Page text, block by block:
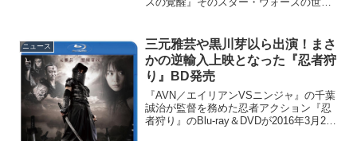
ズ”が株式会社エポック社より発売され
た。水でくっつく不思...
ニュース
三元雅芸や黒川芽以ら出演！まさ
かの逆輸入上映となった『忍者狩
り』BD発売
『AVN／エイリアンVSニンジャ』の千葉
誠治が監督を務めた忍者アクション『忍
者狩り』のBlu-ray＆DVDが2016年3月2日